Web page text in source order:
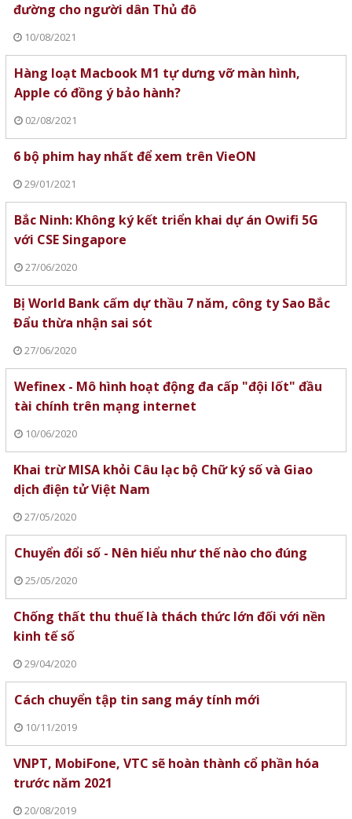
đường cho người dân Thủ đô
10/08/2021
Hàng loạt Macbook M1 tự dưng vỡ màn hình,
Apple có đồng ý bảo hành?
02/08/2021
6 bộ phim hay nhất để xem trên VieON
29/01/2021
Bắc Ninh: Không ký kết triển khai dự án Owifi 5G
với CSE Singapore
27/06/2020
Bị World Bank cấm dự thầu 7 năm, công ty Sao Bắc
Đẩu thừa nhận sai sót
27/06/2020
Wefinex - Mô hình hoạt động đa cấp "đội lốt" đầu
tài chính trên mạng internet
10/06/2020
Khai trừ MISA khỏi Câu lạc bộ Chữ ký số và Giao
dịch điện tử Việt Nam
27/05/2020
Chuyển đổi số - Nên hiểu như thế nào cho đúng
25/05/2020
Chống thất thu thuế là thách thức lớn đối với nền
kinh tế số
29/04/2020
Cách chuyển tập tin sang máy tính mới
10/11/2019
VNPT, MobiFone, VTC sẽ hoàn thành cổ phần hóa
trước năm 2021
20/08/2019